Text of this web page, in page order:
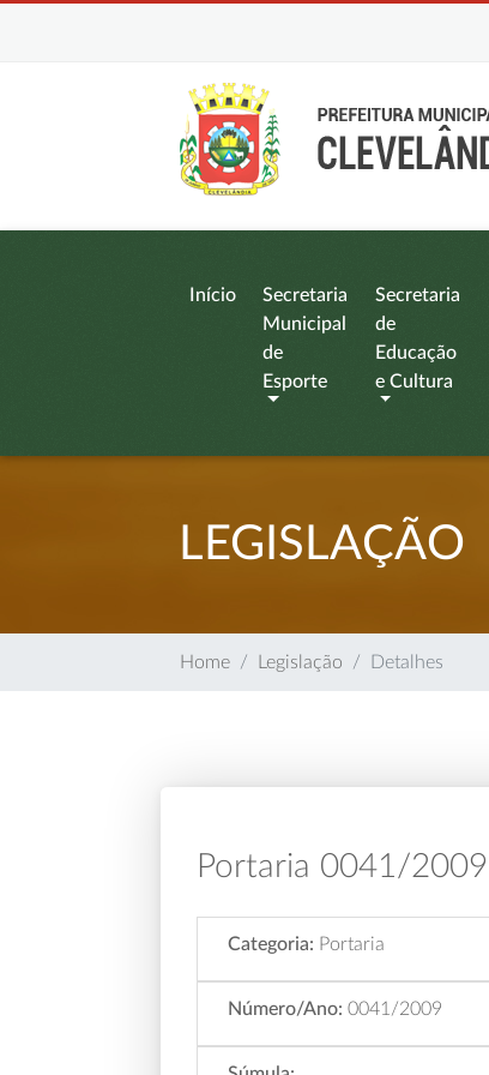
Início
Secretaria
Municipal
de
Esporte
Secretaria
de
Educação
e Cultura
LEGISLAÇÃO
Home Legislação Detalhes
Portaria 0041/2009
Categoria: Portaria
Número/Ano: 0041/2009